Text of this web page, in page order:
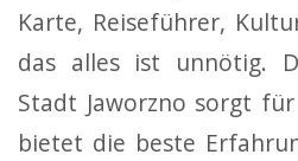
Karte, Reiseführer,
das alles ist unnötig.
Stadt Jaworzno sorgt
bietet die beste